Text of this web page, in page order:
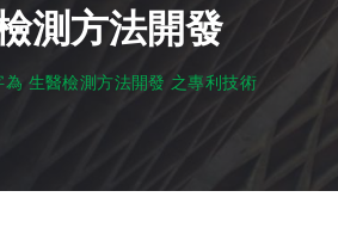
測方法開發
為 生醫檢測方法開發 之專利技術